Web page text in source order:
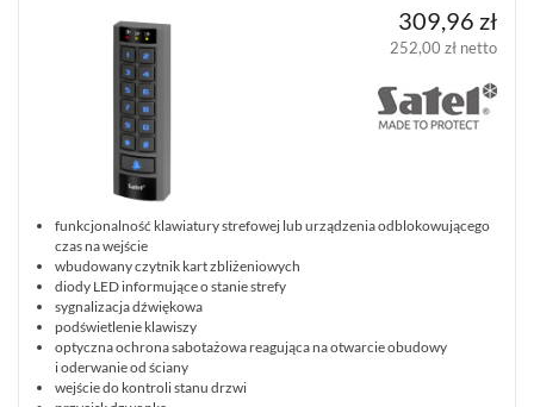
309,96 zł
252,00 zł netto
funkcjonalność klawiatury strefowej lub urządzenia odblokowującego
czas na wejście
wbudowany czytnik kart zbliżeniowych
diody LED informujące o stanie strefy
sygnalizacja dźwiękowa
podświetlenie klawiszy
optyczna ochrona sabotażowa reagująca na otwarcie obudowy
i oderwanie od ściany
wejście do kontroli stanu drzwi